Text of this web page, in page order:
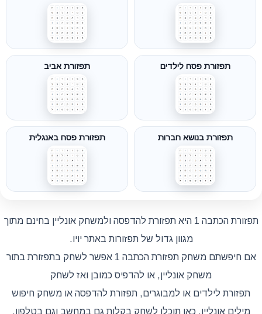
תפזורת פסח לילדים תפזורת אביב
תפזורת בנושא חברות תפזורת פסח באנגלית
תפזורת הכתבה 1 היא תפזורת להדפסה ולמשחק אונליין בחינם מתוך
מגוון גדול של תפזורות באתר יויו.
אם חיפשתם משחק תפזורת הכתבה 1 אפשר לשחק בתפזורת בתור
משחק אונליין, או להדפיס כמובן ואז לשחק
תפזורת לילדים או למבוגרים, תפזורת להדפסה או משחק חיפוש
מילים אונליין, כאן תוכלו לשחק בקלות גם במחשב וגם בטלפון.